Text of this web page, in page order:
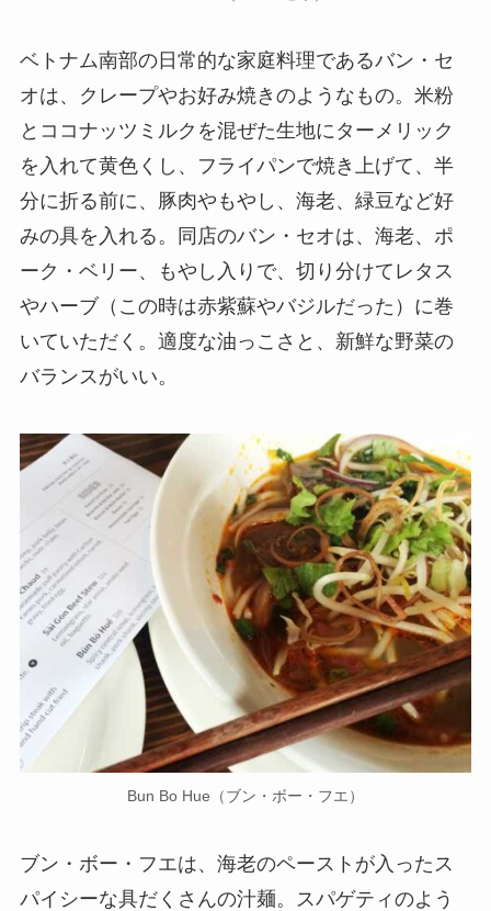
ベトナム南部の日常的な家庭料理であるバン・セ
オは、クレープやお好み焼きのようなもの。米粉
とココナッツミルクを混ぜた生地にターメリック
を入れて黄色くし、フライパンで焼き上げて、半
分に折る前に、豚肉やもやし、海老、緑豆など好
みの具を入れる。同店のバン・セオは、海老、ポ
ーク・ベリー、もやし入りで、切り分けてレタス
やハーブ（この時は赤紫蘇やバジルだった）に巻
いていただく。適度な油っこさと、新鮮な野菜の
バランスがいい。
Bun Bo Hue（ブン・ボー・フエ）
ブン・ボー・フエは、海老のペーストが入ったス
パイシーな具だくさんの汁麺。スパゲティのよう